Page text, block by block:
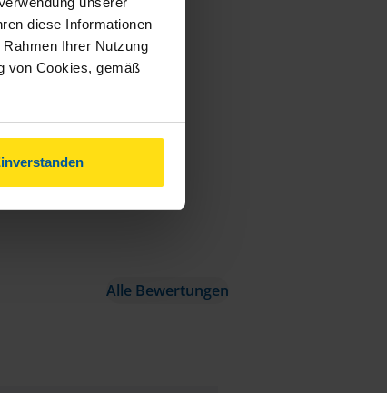
diese Informationen
Ihrer Nutzung
von Cookies, gemäß
Alle Bewertungen